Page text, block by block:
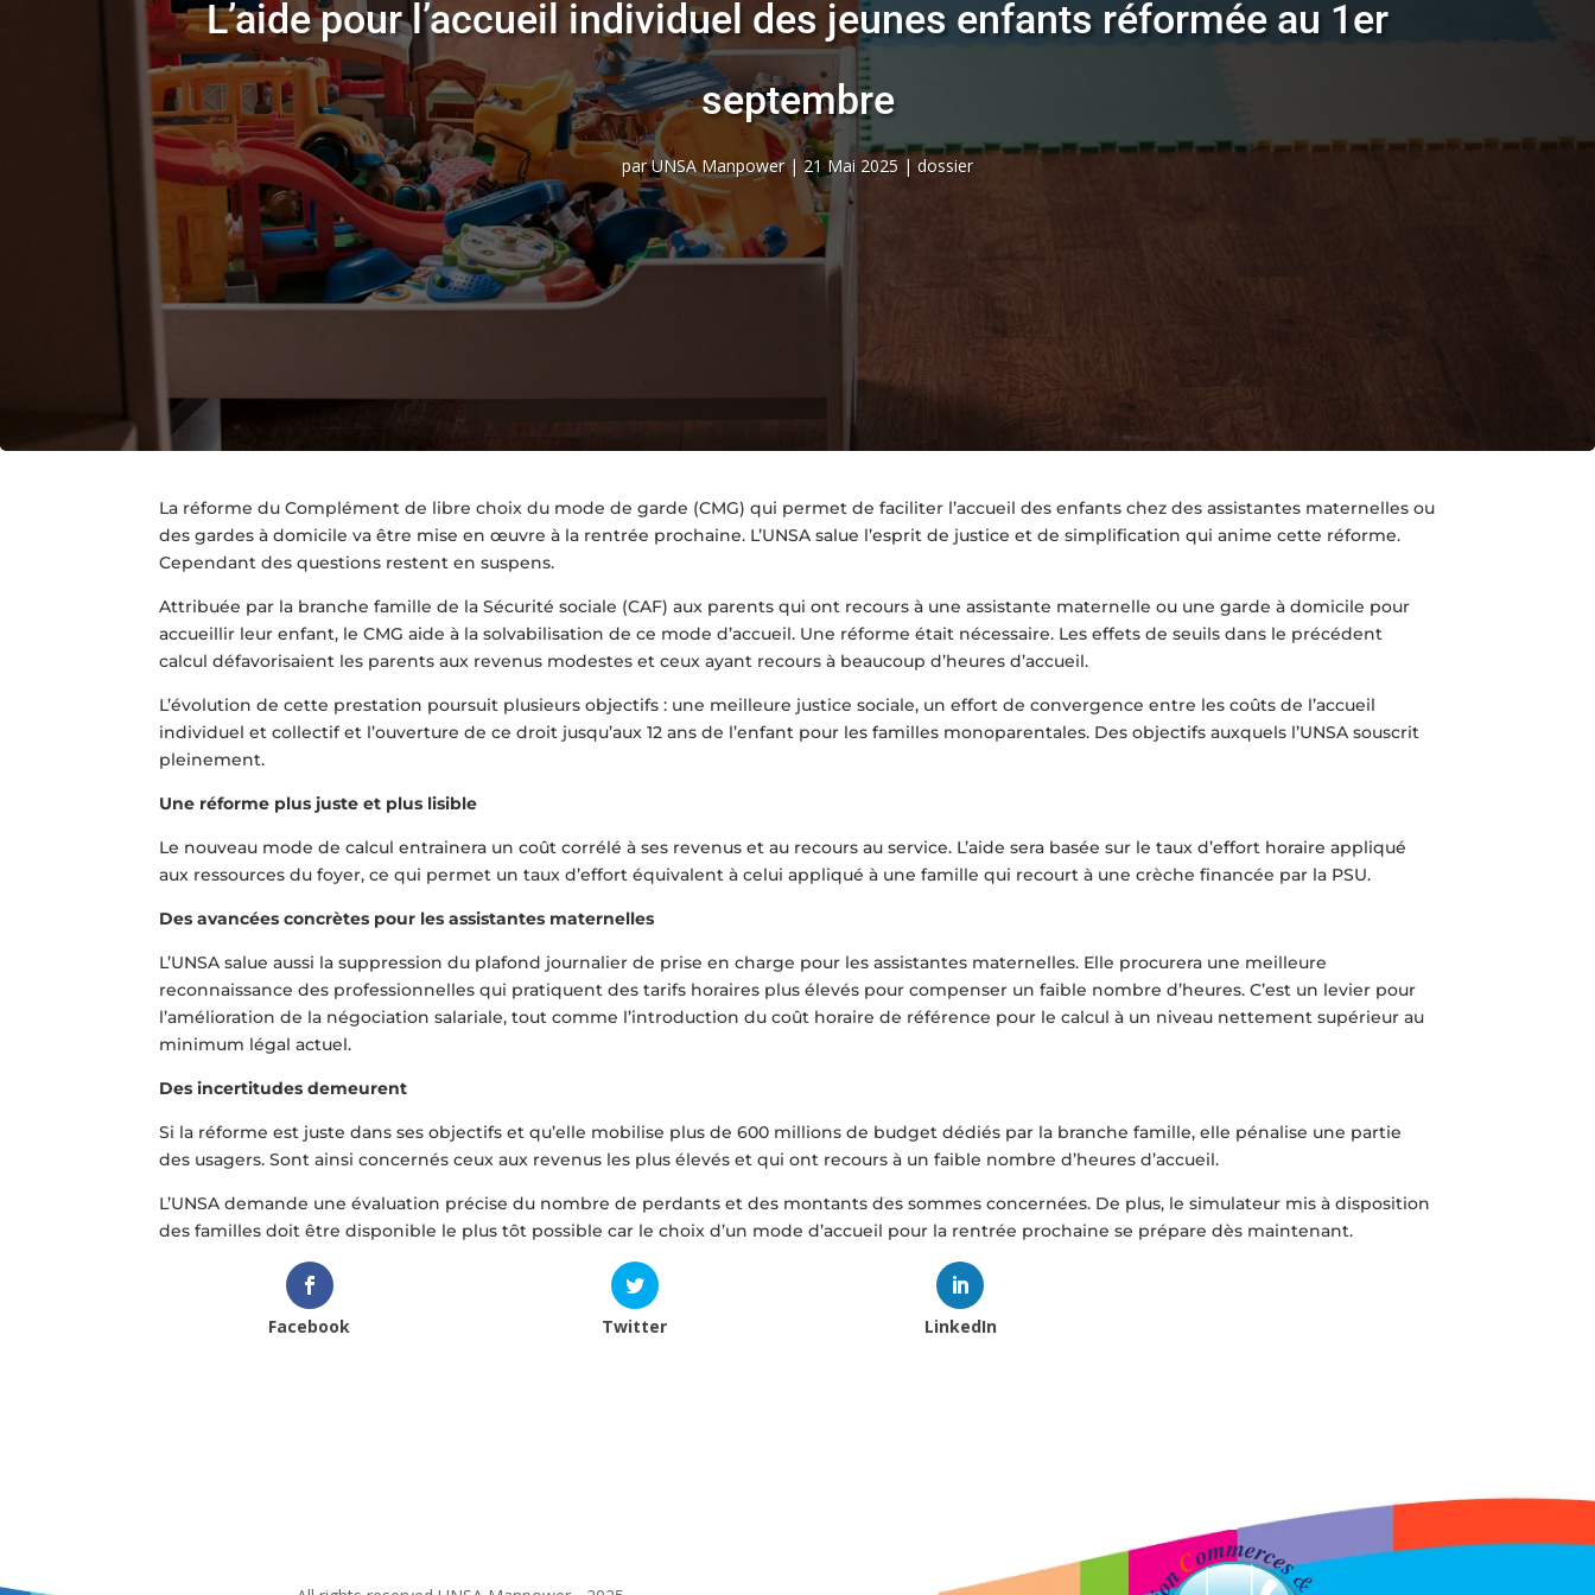
L’aide pour l’accueil individuel des jeunes enfants réformée au 1er
septembre
parUNSA Manpower|21 Mai 2025 | dossier
La réforme du Complément de libre choix du mode de garde (CMG) qui permet de faciliter l’accueil des enfants chez des assistantes maternelles ou
des gardes à domicile va être mise en œuvre à la rentrée prochaine. L’UNSA salue l’esprit de justice et de simplification qui anime cette réforme.
Cependant des questions restent en suspens.
Attribuée par la branche famille de la Sécurité sociale (CAF) aux parents qui ont recours à une assistante maternelle ou une garde à domicile pour
accueillir leur enfant, le CMG aide à la solvabilisation de ce mode d’accueil. Une réforme était nécessaire. Les effets de seuils dans le précédent
calcul défavorisaient les parents aux revenus modestes et ceux ayant recours à beaucoup d’heures d’accueil.
L’évolution de cette prestation poursuit plusieurs objectifs : une meilleure justice sociale, un effort de convergence entre les coûts de l’accueil
individuel et collectif et l’ouverture de ce droit jusqu’aux 12 ans de l’enfant pour les familles monoparentales. Des objectifs auxquels l’UNSA souscrit
pleinement.
Une réforme plus juste et plus lisible
Le nouveau mode de calcul entrainera un coût corrélé à ses revenus et au recours au service. L’aide sera basée sur le taux d’effort horaire appliqué
aux ressources du foyer, ce qui permet un taux d’effort équivalent à celui appliqué à une famille qui recourt à une crèche financée par la PSU.
Des avancées concrètes pour les assistantes maternelles
L’UNSA salue aussi la suppression du plafond journalier de prise en charge pour les assistantes maternelles. Elle procurera une meilleure
reconnaissance des professionnelles qui pratiquent des tarifs horaires plus élevés pour compenser un faible nombre d’heures. C’est un levier pour
l’amélioration de la négociation salariale, tout comme l’introduction du coût horaire de référence pour le calcul à un niveau nettement supérieur au
minimum légal actuel.
Des incertitudes demeurent
Si la réforme est juste dans ses objectifs et qu’elle mobilise plus de 600 millions de budget dédiés par la branche famille, elle pénalise une partie
des usagers. Sont ainsi concernés ceux aux revenus les plus élevés et qui ont recours à un faible nombre d’heures d’accueil.
L’UNSA demande une évaluation précise du nombre de perdants et des montants des sommes concernées. De plus, le simulateur mis à disposition
des familles doit être disponible le plus tôt possible car le choix d’un mode d’accueil pour la rentrée prochaine se prépare dès maintenant.
Facebook Twitter LinkedIn